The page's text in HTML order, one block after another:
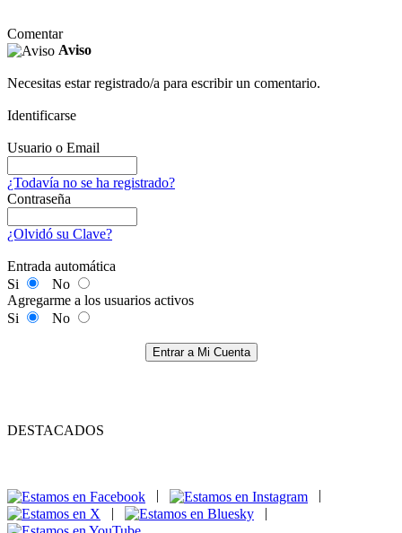
Comentar
Aviso
Necesitas estar registrado/a para escribir un comentario.
Identificarse
Usuario o Email
¿Todavía no se ha registrado?
Contraseña
¿Olvidó su Clave?
Entrada automática
Si
No
Agregarme a los usuarios activos
Si
No
Entrar a Mi Cuenta
DESTACADOS
|
|